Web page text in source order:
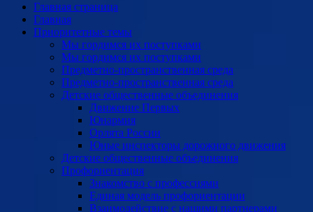
Главная страница
Главная
Приоритетные темы
Мы гордимся их поступками
Мы гордимся их поступками
Предметно-пространственная среда
Предметно-пространственная среда
Детские общественные объединения
Движение Первых
Юнармия
Орлята России
Юные инспекторы дорожного движения
Детские общественные объединения
Профориентация
Знакомство с профессиями
Единая модель профориентации
Взаимодействие с нашими партнерами